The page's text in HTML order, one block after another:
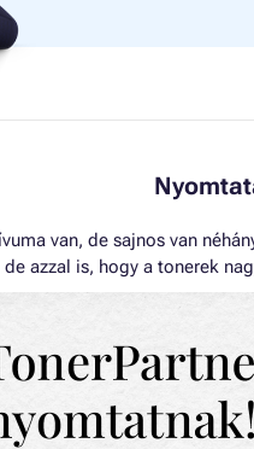
van, de sajnos van
azzal is, hogy a tonerek